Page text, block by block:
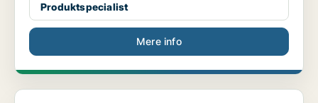
Produktspecialist
Mere info
Assistant Manager søges til Roulund